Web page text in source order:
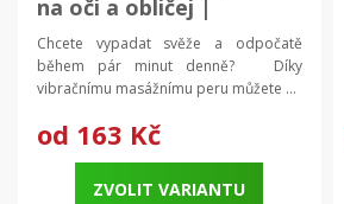
na oči a obličej |
kosmetický přístroj
Chcete vypadat svěže a odpočatě
během pár minut denně? Díky
vibračnímu masážnímu peru můžete ...
od 163 Kč
ZVOLIT VARIANTU